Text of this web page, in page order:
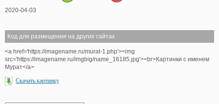
2020-04-03
Код для размещения на других сайтах
<a href='https://imagename.ru/murat-1.php'><img
src='https://imagename.ru/imgbig/name_16185.jpg'><br>Картинки с именем
Мурат</a>
Скачать картинку